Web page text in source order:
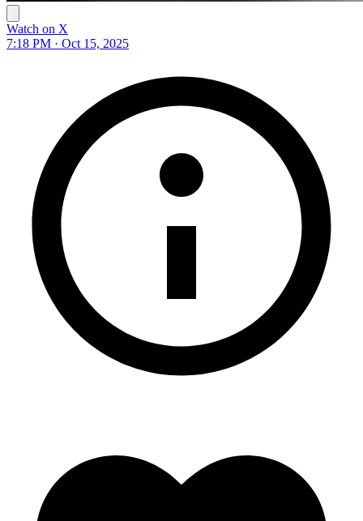
Watch on X
7:18 PM · Oct 15, 2025